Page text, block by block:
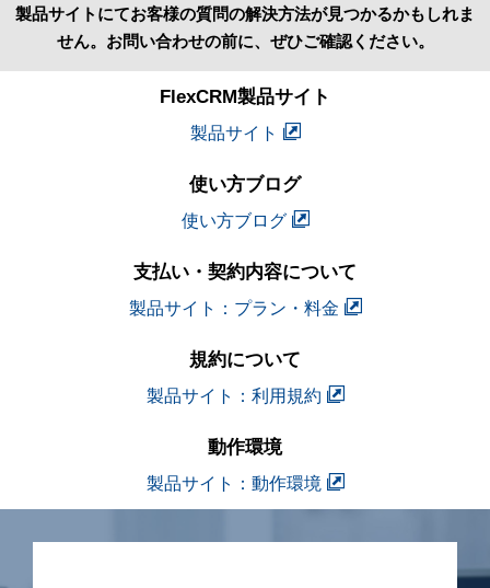
製品サイトにてお客様の質問の解決方法が見つかるかもしれま
せん。お問い合わせの前に、ぜひご確認ください。
FlexCRM製品サイト
製品サイト
使い方ブログ
使い方ブログ
支払い・契約内容について
製品サイト：プラン・料金
規約について
製品サイト：利用規約
動作環境
製品サイト：動作環境